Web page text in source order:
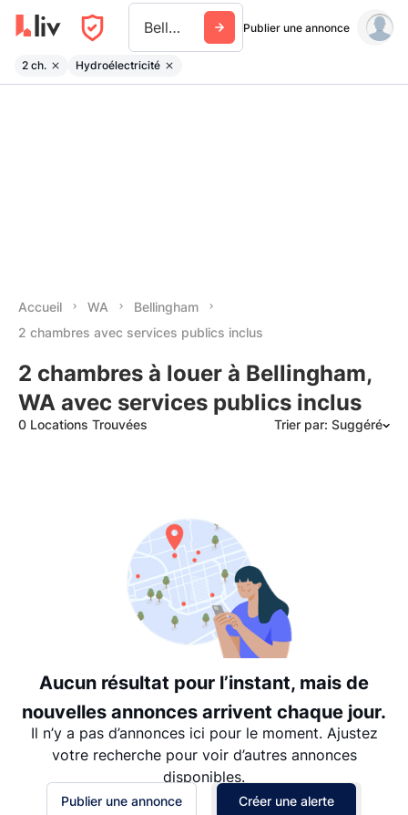
Bellingham Wa Publier une annonce
2 ch. Hydroélectricité
Accueil WA
Bellingham
2 chambres avec services publics inclus
2 chambres à louer à Bellingham,
WA avec services publics inclus
0 Locations Trouvées Trier par: Suggéré
Date: les plus anciens d’abord
Aucun résultat pour l’instant, mais de
nouvelles annonces arrivent chaque jour.
Il n’y a pas d’annonces ici pour le moment. Ajustez
votre recherche pour voir d’autres annonces
disponibles.
Publier une annonce Créer une alerte